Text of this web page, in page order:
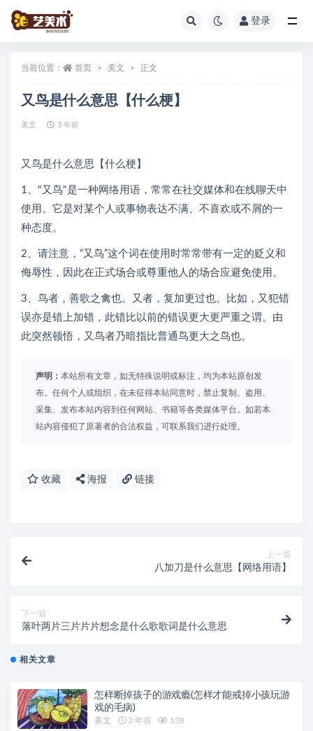
登录
当前位置： 首页 美文 正文
又鸟是什么意思【什么梗】
美文 3 年前
又鸟是什么意思【什么梗】
1、"又鸟"是一种网络用语，常常在社交媒体和在线聊天中
使用。它是对某个人或事物表达不满、不喜欢或不屑的一
种态度。
2、请注意，“又鸟”这个词在使用时常常带有一定的贬义和
侮辱性，因此在正式场合或尊重他人的场合应避免使用。
3、鸟者，善歌之禽也。又者，复加更过也。比如，又犯错
误亦是错上加错，此错比以前的错误更大更严重之谓。由
此突然顿悟，又鸟者乃暗指比普通鸟更大之鸟也。
声明： 本站所有文章，如无特殊说明或标注，均为本站原创发
布。任何个人或组织，在未征得本站同意时，禁止复制、盗用、
采集、发布本站内容到任何网站、书籍等各类媒体平台。如若本
站内容侵犯了原著者的合法权益，可联系我们进行处理。
收藏 海报 链接
上一篇
八加刀是什么意思【网络用语】
下一篇
落叶两片三片片片想念是什么歌歌词是什么意思
相关文章
怎样断掉孩子的游戏瘾(怎样才能戒掉小孩玩游
戏的毛病)
美文 3 年前 138